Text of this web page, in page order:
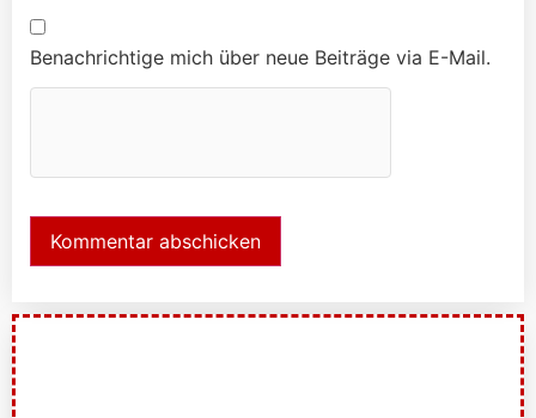
Benachrichtige mich über neue Beiträge via E-Mail.